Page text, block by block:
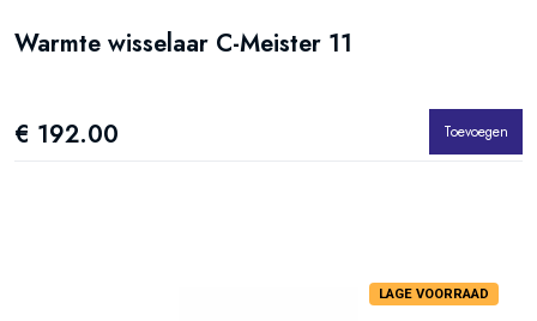
Warmte wisselaar C-Meister 11
€ 192.00 Toevoegen
LAGE VOORRAAD